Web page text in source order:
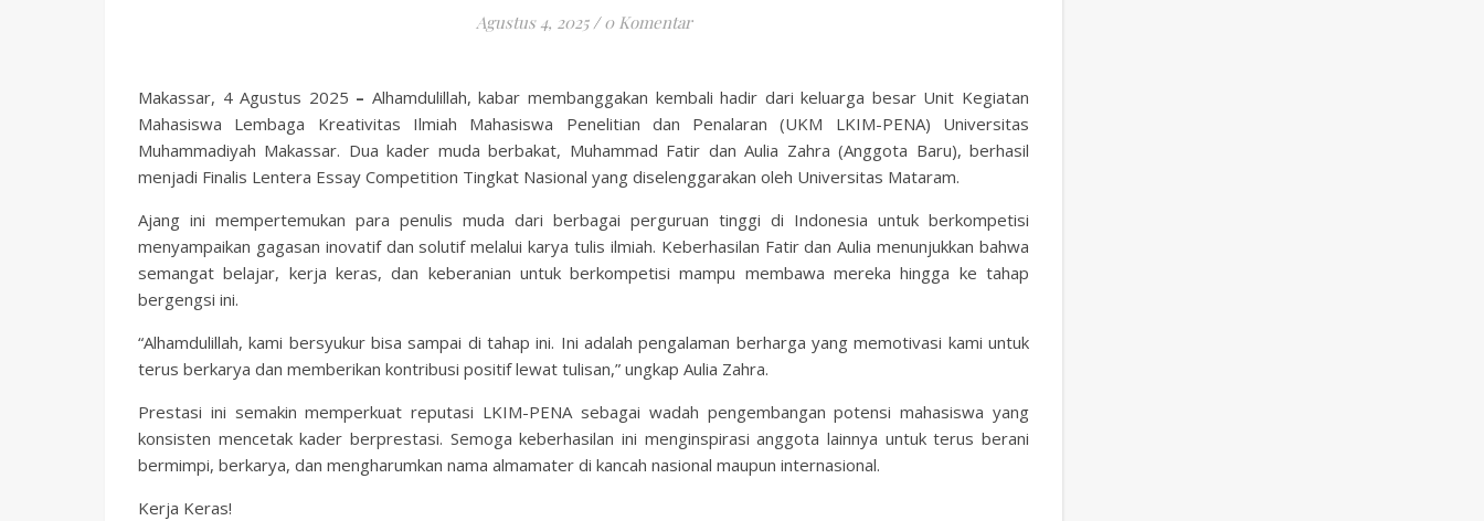
Agustus 4, 2025 / 0 Komentar
Makassar, 4 Agustus 2025 – Alhamdulillah, kabar membanggakan kembali hadir dari keluarga besar Unit Kegiatan
Mahasiswa Lembaga Kreativitas Ilmiah Mahasiswa Penelitian dan Penalaran (UKM LKIM-PENA) Universitas
Muhammadiyah Makassar. Dua kader muda berbakat, Muhammad Fatir dan Aulia Zahra (Anggota Baru), berhasil
menjadi Finalis Lentera Essay Competition Tingkat Nasional yang diselenggarakan oleh Universitas Mataram.
Ajang ini mempertemukan para penulis muda dari berbagai perguruan tinggi di Indonesia untuk berkompetisi
menyampaikan gagasan inovatif dan solutif melalui karya tulis ilmiah. Keberhasilan Fatir dan Aulia menunjukkan bahwa
semangat belajar, kerja keras, dan keberanian untuk berkompetisi mampu membawa mereka hingga ke tahap
bergengsi ini.
“Alhamdulillah, kami bersyukur bisa sampai di tahap ini. Ini adalah pengalaman berharga yang memotivasi kami untuk
terus berkarya dan memberikan kontribusi positif lewat tulisan,” ungkap Aulia Zahra.
Prestasi ini semakin memperkuat reputasi LKIM-PENA sebagai wadah pengembangan potensi mahasiswa yang
konsisten mencetak kader berprestasi. Semoga keberhasilan ini menginspirasi anggota lainnya untuk terus berani
bermimpi, berkarya, dan mengharumkan nama almamater di kancah nasional maupun internasional.
Kerja Keras!